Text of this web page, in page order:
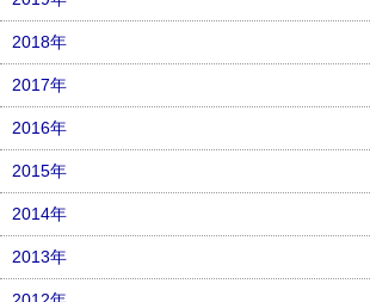
2018年
2017年
2016年
2015年
2014年
2013年